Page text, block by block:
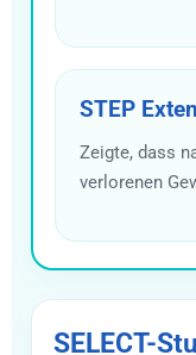
STEP
Zeigte, dass
verlorenen
SELECT-